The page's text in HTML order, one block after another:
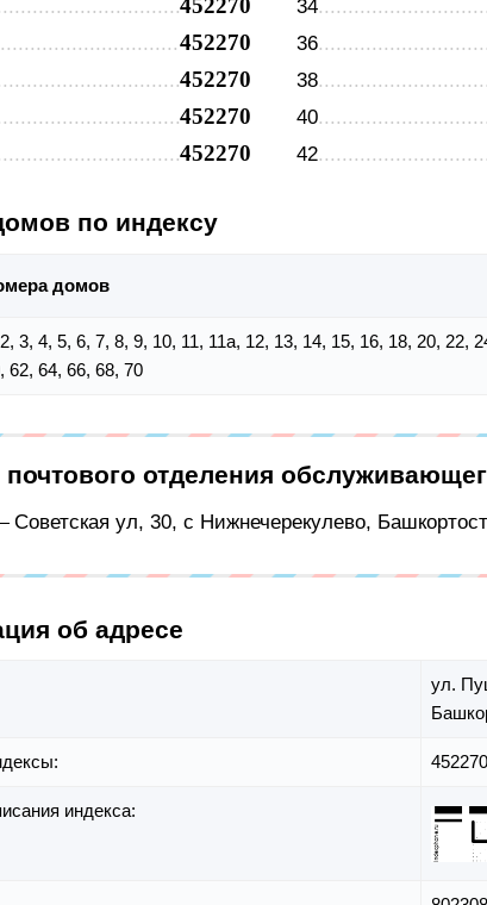
452270
452270
452270
452270
452270
34
36
38
40
42
по индексу
домов
3, 4, 5, 6, 7, 8, 9, 10, 11, 11а, 12, 13, 14, 15, 16, 18, 20, 22,
62, 64, 66, 68, 70
почтового отделения
Советская ул, 30, с Нижнечерекулево,
об адресе
ул.
452270
индекса: